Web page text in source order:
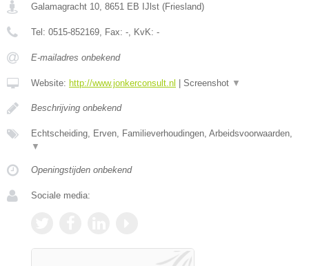
Galamagracht 10 8651 EB IJlst (Friesland)
Tel: 0515-852169 , Fax: - , KvK: -
E-mailadres onbekend
Website: http://www.jonkerconsult.nl | Screenshot ▼
Beschrijving onbekend
Echtscheiding, Erven, Familieverhoudingen, Arbeidsvoorwaarden,
▼
Openingstijden onbekend
Sociale media: